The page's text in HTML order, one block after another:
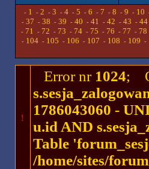
- 1 - 2 - 3 - 4 - 5 - 6 - 7 - 8 - 9 - 10
- 37 - 38 - 39 - 40 - 41 - 42 - 43 - 44
- 71 - 72 - 73 - 74 - 75 - 76 - 77 - 78
- 104- 105 - 106 - 107 - 108 - 109 -
!
Error nr 1024;
1786043060 -
u.id AND
Table
/home/sites/